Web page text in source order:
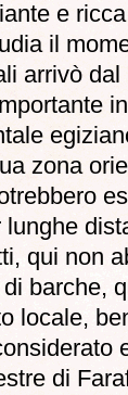
e
il
arrivò
zona
lunghe
qui non
barche,
locale,
di